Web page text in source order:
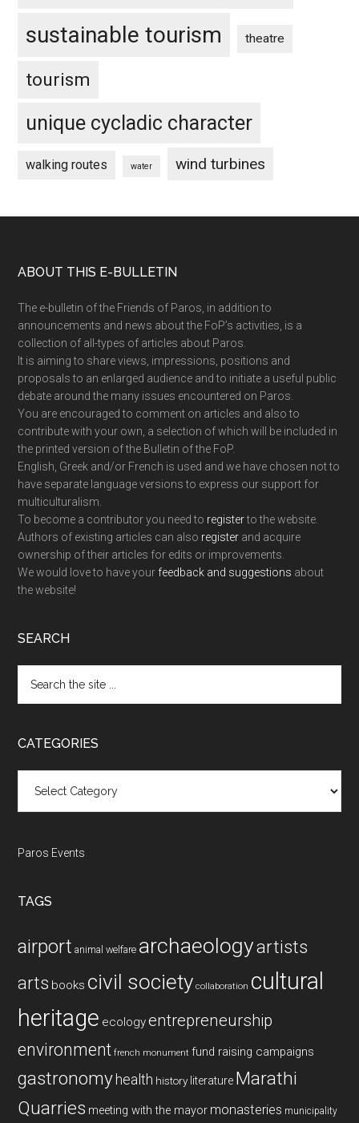
sustainable tourism theatre
tourism
unique cycladic character
walking routes water wind turbines
Footer
ABOUT THIS E-BULLETIN
The e-bulletin of the Friends of Paros, in addition to
announcements and news about the FoP’s activities, is a
collection of all-types of articles about Paros.
It is aiming to share views, impressions, positions and
proposals to an enlarged audience and to initiate a useful public
debate around the many issues encountered on Paros.
You are encouraged to comment on articles and also to
contribute with your own, a selection of which will be included in
the printed version of the Bulletin of the FoP.
English, Greek and/or French is used and we have chosen not to
have separate language versions to express our support for
multiculturalism.
To become a contributor you need to registerto the website.
Authors of existing articles can also register and acquire
ownership of their articles for edits or improvements.
We would love to have your feedback and suggestions about
the website!
SEARCH
the
CATEGORIES
Paros Events
TAGS
airport animal welfare archaeologyartists
arts books civil society collaboration cultural
heritage ecologyentrepreneurship
environment french monument fund raising campaigns
gastronomy health history literature Marathi
Quarries meeting with the mayor monasteries municipality